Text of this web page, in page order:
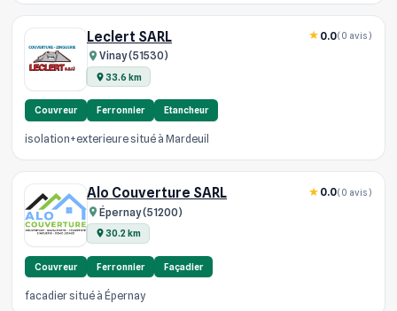
Leclert SARL
Vinay (51530)
33.6 km
0.0(0 avis)
Couvreur Ferronnier Etancheur
isolation+exterieure situé à Mardeuil
Alo Couverture SARL
Épernay (51200)
30.2 km
0.0(0 avis)
Couvreur Ferronnier Façadier
facadier situé à Épernay